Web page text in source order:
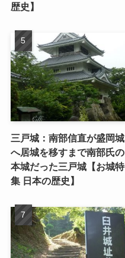
歴史】
三戸城：南部信直が盛岡城
へ居城を移すまで南部氏の
本城だった三戸城【お城特
集 日本の歴史】